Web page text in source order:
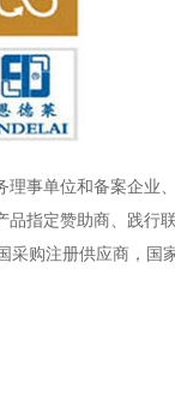
理事单位和备案企业
品指定赞助商、践行
采购注册供应商，国